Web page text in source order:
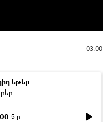
03:00
եթեր
5 ր